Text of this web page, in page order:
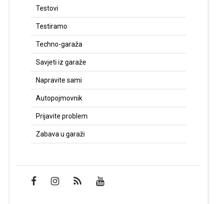
Testovi
Testiramo
Techno-garaža
Savjeti iz garaže
Napravite sami
Autopojmovnik
Prijavite problem
Zabava u garaži